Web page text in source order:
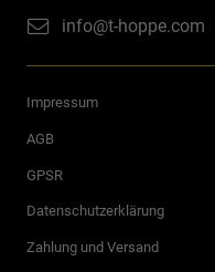
info@t-hoppe.com
Impressum
AGB
GPSR
Datenschutzerklärung
Zahlung und Versand